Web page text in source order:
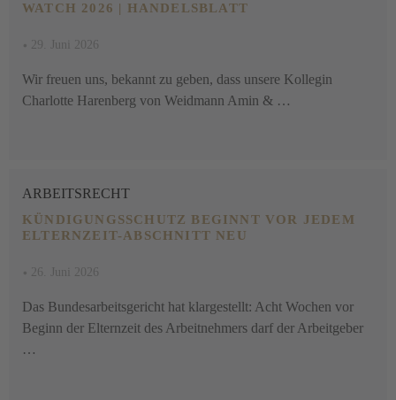
WATCH 2026 | HANDELSBLATT
29. Juni 2026
Wir freuen uns, bekannt zu geben, dass unsere Kollegin
Charlotte Harenberg von Weidmann Amin & …
ARBEITSRECHT
KÜNDIGUNGSSCHUTZ BEGINNT VOR JEDEM
ELTERNZEIT-ABSCHNITT NEU
26. Juni 2026
Das Bundesarbeitsgericht hat klargestellt: Acht Wochen vor
Beginn der Elternzeit des Arbeitnehmers darf der Arbeitgeber
…